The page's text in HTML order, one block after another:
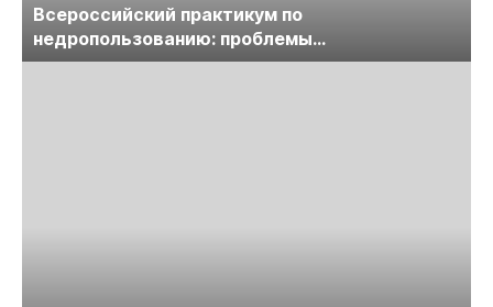
Всероссийский практикум по
недропользованию: проблемы
лицензирования, цифровизации, экспертизы